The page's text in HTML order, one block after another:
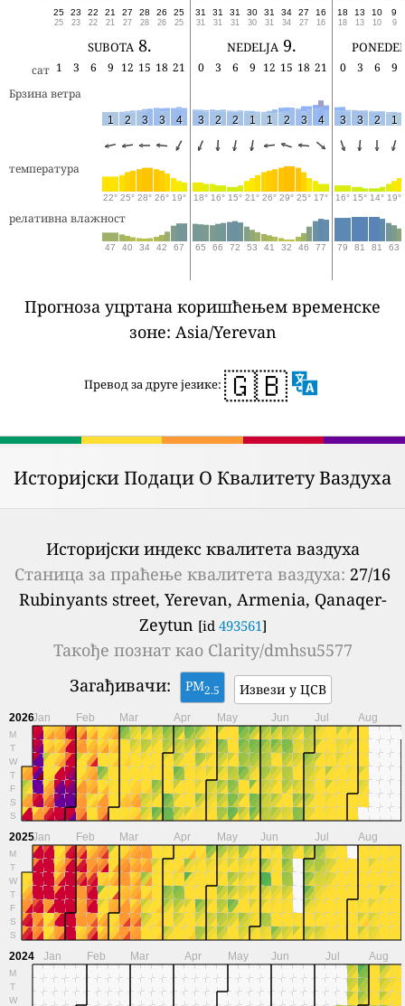
25
25
23
23
22
22
21
21
27
27
28
28
26
26
25
25
31
31
31
31
31
31
30
30
31
31
34
34
27
27
16
16
18
18
13
13
10
10
9
9
subota 8. nedelja 9.
сат 1 3 6 9 12 15 18 21 0 3 6 9 12 15 18 21 0 3 6
9
Брзина ветра
1 2 3 3 4 3 2 2 1 1 2 3 4 3 3 2 1
температура
22° 25° 28° 26° 19° 18° 16° 15° 21° 26° 29° 25° 17° 16° 15° 14° 19°
релативна влажност
47 40 34 42 67 65 66 72 53 41 32 46 77 79 81 81 63
Прогноза уцртана коришћењем временске
зоне: Asia/Yerevan
Превод за друге језике: 🇬🇧
Историјски Подаци О Квалитету Ваздуха
Историјски индекс квалитета ваздуха
Станица за праћење квалитета ваздуха: 27/16
Rubinyants street, Yerevan, Armenia, Qanaqer-
Zeytun [id 493561]
Такође познат каоClarity/dmhsu5577
Загађивачи:
PM2.5 Извези у ЦСВ
2026
M
T
W
T
F
S
S
Jan Feb Mar Apr May Jun Jul Aug
2025
M
T
W
T
F
S
S
Jan Feb Mar Apr May Jun Jul Aug
2024
M
T
W
Jan Feb Mar Apr May Jun Jul Aug